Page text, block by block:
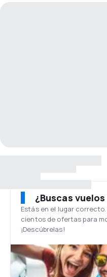
¿Buscas
Estás en el lugar
cientos de ofertas para
¡Descúbrelas!